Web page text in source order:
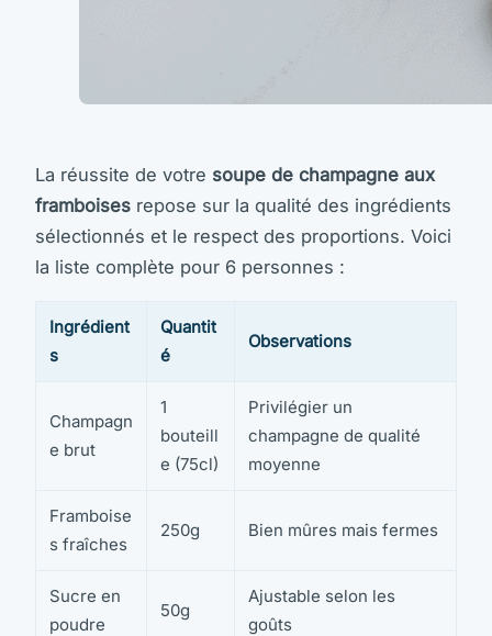
La réussite de votre soupe de champagne aux
framboises repose sur la qualité des ingrédients
sélectionnés et le respect des proportions. Voici
la liste complète pour 6 personnes :
Ingrédient
s
Quantit
é
Observations
Champagn
e brut
1
bouteill
e (75cl)
Privilégier un
champagne de qualité
moyenne
Framboise
s fraîches
250g Bien mûres mais fermes
Sucre en
poudre
50g
Ajustable selon les
goûts